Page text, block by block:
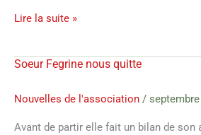
Lire la suite »
Soeur Fegrine nous quitte
Nouvelles de l'association /
Avant de partir elle fait un bilan de son
Soeur
nous